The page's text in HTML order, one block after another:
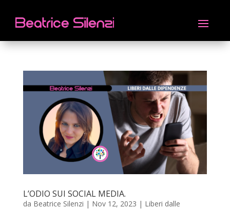
L’ODIO SUI SOCIAL MEDIA.
da Beatrice Silenzi | Nov 12, 2023 | Liberi dalle